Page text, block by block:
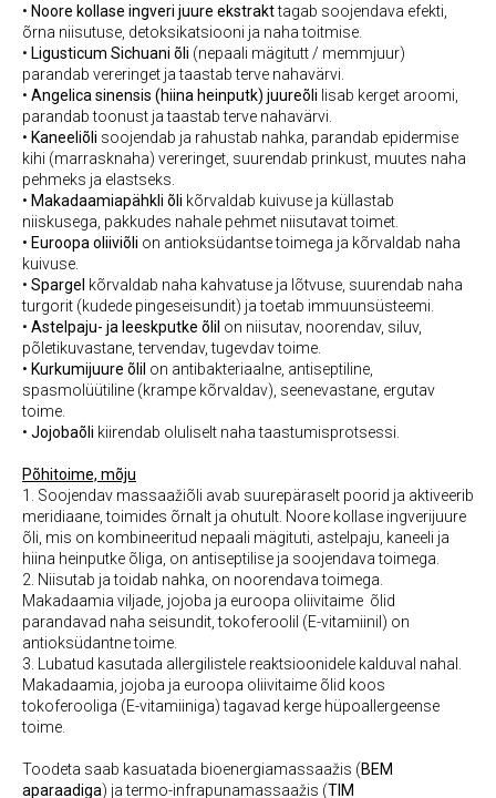
• Noore kollase ingveri juure ekstrakttagab soojendava efekti,
õrna niisutuse, detoksikatsiooni ja naha toitmise.
• Ligusticum Sichuani õli (nepaali mägitutt / memmjuur)
parandab vereringet ja taastab terve nahavärvi.
• Angelica sinensis (hiina heinputk) juureõli lisab kerget aroomi,
parandab toonust ja taastab terve nahavärvi.
• Kaneeliõli soojendab ja rahustab nahka, parandab epidermise
kihi (marrasknaha) vereringet, suurendab prinkust, muutes naha
pehmeks ja elastseks.
• Makadaamiapähkli õli kõrvaldab kuivuse ja küllastab
niiskusega, pakkudes nahale pehmet niisutavat toimet.
• Euroopa oliiviõli on antioksüdantse toimega ja kõrvaldab naha
kuivuse.
• Spargel kõrvaldab naha kahvatuse ja lõtvuse, suurendab naha
turgorit (kudede pingeseisundit) ja toetab immuunsüsteemi.
• Astelpaju- ja leeskputke õlil on niisutav, noorendav, siluv,
põletikuvastane, tervendav, tugevdav toime.
• Kurkumijuure õlil on antibakteriaalne, antiseptiline,
spasmolüütiline (krampe kõrvaldav), seenevastane, ergutav
toime.
• Jojobaõli kiirendab oluliselt naha taastumisprotsessi.
Põhitoime, mõju
1. Soojendav massaažiõli avab suurepäraselt poorid ja aktiveerib
meridiaane, toimides õrnalt ja ohutult. Noore kollase ingverijuure
õli, mis on kombineeritud nepaali mägituti, astelpaju, kaneeli ja
hiina heinputke õliga, on antiseptilise ja soojendava toimega.
2. Niisutab ja toidab nahka, on noorendava toimega.
Makadaamia viljade, jojoba ja euroopa oliivitaime õlid
parandavad naha seisundit, tokoferoolil (E-vitamiinil) on
antioksüdantne toime.
3. Lubatud kasutada allergilistele reaktsioonidele kalduval nahal.
Makadaamia, jojoba ja euroopa oliivitaime õlid koos
tokoferooliga (E-vitamiiniga) tagavad kerge hüpoallergeense
toime.
Toodeta saab kasuatada bioenergiamassaažis (BEM
aparaadiga) ja termo-infrapunamassaažis (TIM